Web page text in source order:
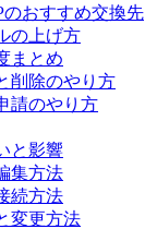
のおすすめ交換先
の上げ方
まとめ
削除のやり方
請のやり方
と影響
集方法
続方法
変更方法